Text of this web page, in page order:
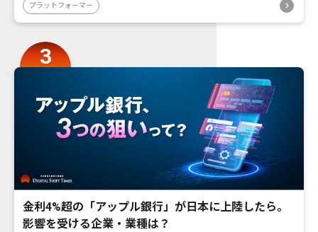
プラットフォーマー
金利4%超の「アップル銀行」が日本に上陸したら。
影響を受ける企業・業種は？